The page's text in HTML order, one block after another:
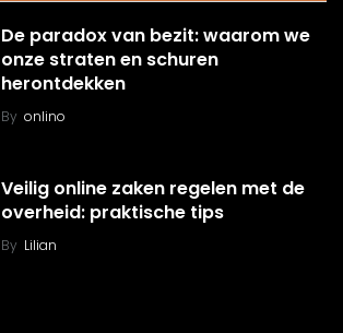
De paradox van bezit: waarom we
onze straten en schuren
herontdekken
By onlino
Veilig online zaken regelen met de
overheid: praktische tips
By Lilian